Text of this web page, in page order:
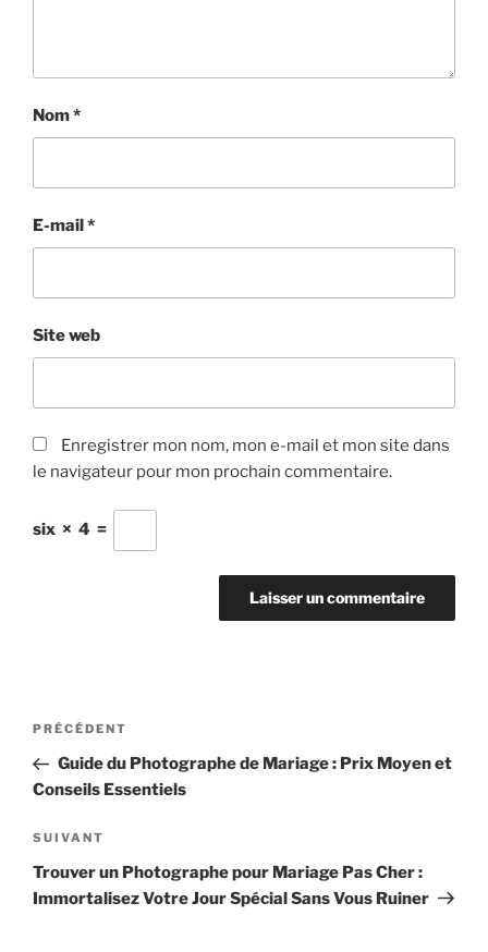
Nom*
E-mail*
Site web
Enregistrer mon nom, mon e-mail et mon site dans
le navigateur pour mon prochain commentaire.
six × 4 =
Navigation
l’article
Article
précédent
PRÉCÉDENT
Guide du Photographe de Mariage : Prix Moyen et
Conseils Essentiels
Article
suivant
SUIVANT
Trouver un Photographe pour Mariage Pas Cher :
Immortalisez Votre Jour Spécial Sans Vous Ruiner